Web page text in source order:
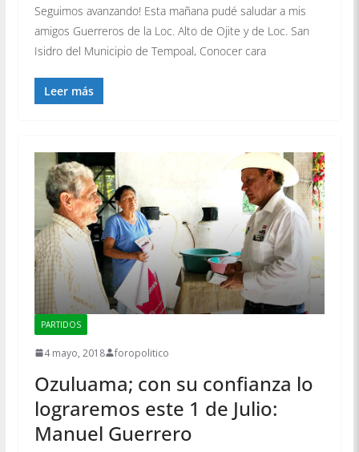
Seguimos avanzando! Esta mañana pudé saludar a mis
amigos Guerreros de la Loc. Alto de Ojite y de Loc. San
Isidro del Municipio de Tempoal, Conocer cara
Leer más
PARTIDOS
4 mayo, 2018 foropolitico
Ozuluama; con su confianza lo
lograremos este 1 de Julio:
Manuel Guerrero